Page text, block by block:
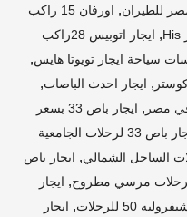
للطيران,
اورفان 15 راكب
,
ايجار اتوبيس 28راكب
سياحة ايجار تويوتا هايس,
, ايجار احدث الباصات,
,
ايجار باص 33 بسعر
ايجار باص 33 لرحلات الجامعية
, ايجار باص
, ايجار
50 للرحلات , ايجار